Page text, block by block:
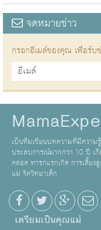
จดหมายข่าว
กรอกอีเมล์ของคุณ เพื่อรับข่
เป็นทีมเขียนบทความที่มีความ
ประสบการณ์มากกว่า 10 ปี เกี่
คลอด ทารกแรกเกิด การเลี้ยง
แม่ จิตวิทยาเด็ก
เตรียมเป็นคุณแม่